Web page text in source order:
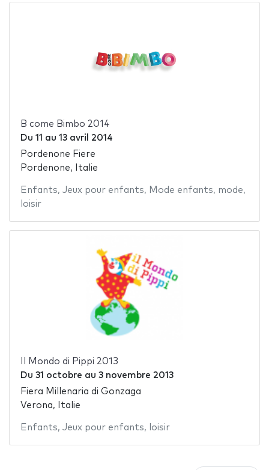
B come Bimbo 2014
Du 11 au 13 avril 2014
Pordenone Fiere
Pordenone, Italie
Enfants, Jeux pour enfants, Mode enfants, mode,
loisir
Il Mondo di Pippi 2013
Du 31 octobre au 3 novembre 2013
Fiera Millenaria di Gonzaga
Verona, Italie
Enfants, Jeux pour enfants, loisir